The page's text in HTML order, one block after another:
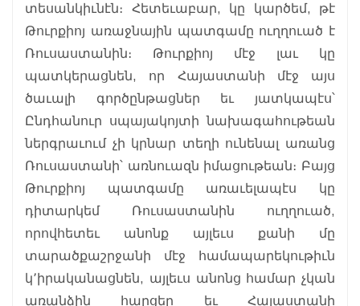
տեսանկիւնէն։ Հետեւաբար, կը կարծեմ, թէ
Թուրքիոյ առաջնային պատգամը ուղղուած է
Ռուսաստանին։ Թուրքիոյ մէջ լաւ կը
պատկերացնեն, որ Հայաստանի մէջ այս
ծաւալի գործընթացներ եւ յատկապէս՝
Ընդհանուր սպայակոյտի նախագահութեան
ներգրաւում չի կրնար տեղի ունենալ առանց
Ռուսաստանի՝ առնուազն իմացութեան։ Բայց
Թուրքիոյ պատգամը առաւելապէս կը
դիտարկեմ Ռուսաստանին ուղղուած,
որովհետեւ անոնք այլեւս քանի մը
տարածքաշրջանի մէջ համապարեկութիւն
կ՚իրականացնեն, այլեւս անոնց համար չկան
առանձին հարցեր եւ Հայաստանի